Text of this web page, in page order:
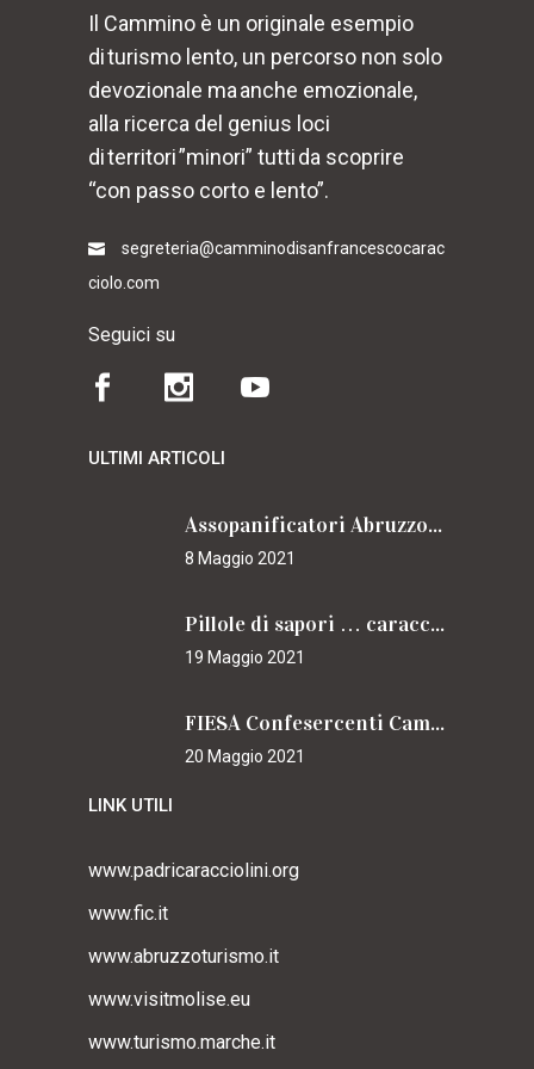
Il Cammino è un originale esempio
di turismo lento, un percorso non solo
devozionale ma anche emozionale,
alla ricerca del genius loci
di territori ”minori” tutti da scoprire
“con passo corto e lento”.
segreteria@camminodisanfrancescocarac
ciolo.com
Seguici su
ULTIMI ARTICOLI
Assopanificatori Abruzzo e Molise insieme per il Cammino
8 Maggio 2021
Pillole di sapori … caracciolini
19 Maggio 2021
FIESA Confesercenti Campania per il Cammino
20 Maggio 2021
LINK UTILI
www.padricaracciolini.org
www.fic.it
www.abruzzoturismo.it
www.visitmolise.eu
www.turismo.marche.it